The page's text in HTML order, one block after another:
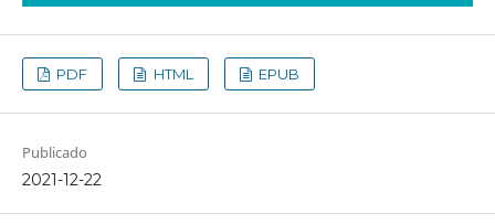
PDF HTML EPUB
Publicado
2021-12-22